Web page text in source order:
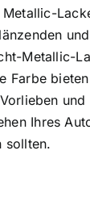
Metallic-
Farbe
und
Ihres
sollten.